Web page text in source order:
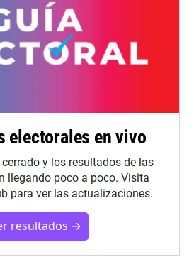
electorales en vivo
y los resultados de las
llegando poco a poco. Visita
para ver las actualizaciones.
resultados →